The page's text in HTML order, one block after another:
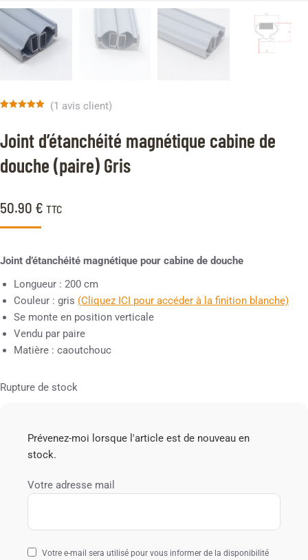
Joint d’étanchéité magnétique cabine de
douche (paire) Gris
50.90 € TTC
surnotation
client
(1 avis client)
Joint d’étanchéité magnétique pour cabine de douche
Longueur : 200 cm
Couleur : gris (Cliquez ICI pour accéder à la finition blanche)
Se monte en position verticale
Vendu par paire
Matière : caoutchouc
Rupture de stock
Prévenez-moi lorsque l'article est de nouveau en
stock.
Votre adresse mail
Votre e-mail sera utilisé pour vous informer de la disponibilité